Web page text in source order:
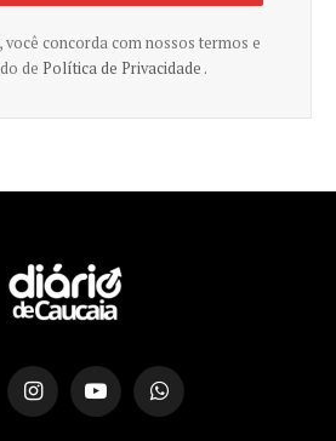
você concorda com nossos termos e
de Política de Privacidade .
InstagramYouTubeWhatsApp